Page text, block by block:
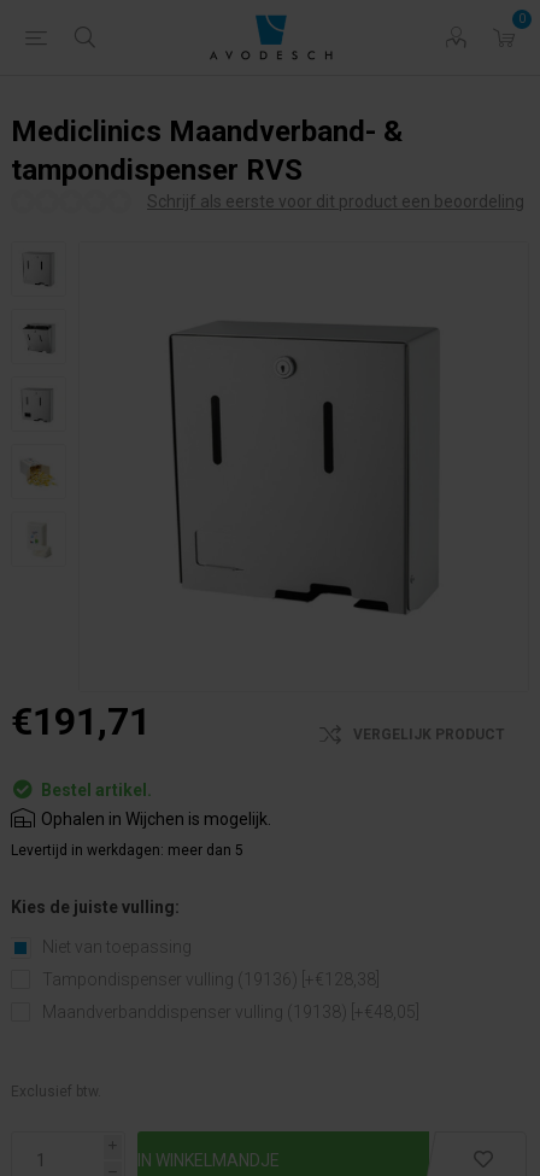
0
Mediclinics Maandverband- &
tampondispenser RVS
Schrijf als eerste voor dit product een beoordeling
€191,71 VERGELIJK PRODUCT
Bestel artikel.
Ophalen in Wijchen is mogelijk.
Levertijd in werkdagen: meer dan 5
Kies de juiste vulling:
Niet van toepassing
Tampondispenser vulling (19136) [+€128,38]
Maandverbanddispenser vulling (19138) [+€48,05]
Exclusief btw.
i
h